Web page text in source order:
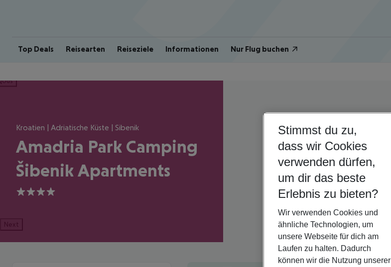
Top Deals Reisearten Reiseziele Informationen Nur Flug buchen
Kroatien | Adriatische Küste | Sibenik
Amadria Park Camping
Šibenik Apartments
4
Next
Stimmst du zu,
dass wir Cookies
verwenden dürfen,
um dir das beste
Erlebnis zu bieten?
Wir verwenden Cookies und
ähnliche Technologien, um
unsere Webseite für dich am
Laufen zu halten. Dadurch
können wir die Nutzung unserer